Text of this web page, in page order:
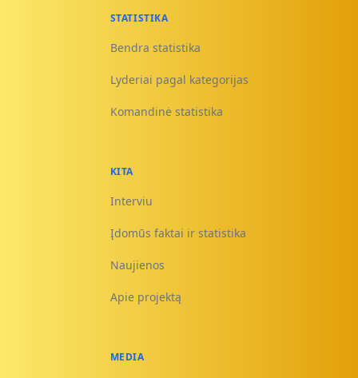
STATISTIKA
Bendra statistika
Lyderiai pagal kategorijas
Komandinė statistika
KITA
Interviu
Įdomūs faktai ir statistika
Naujienos
Apie projektą
MEDIA